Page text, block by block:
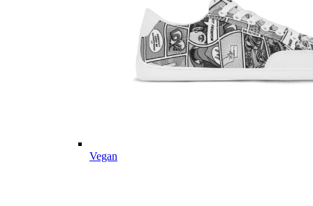
Vegan